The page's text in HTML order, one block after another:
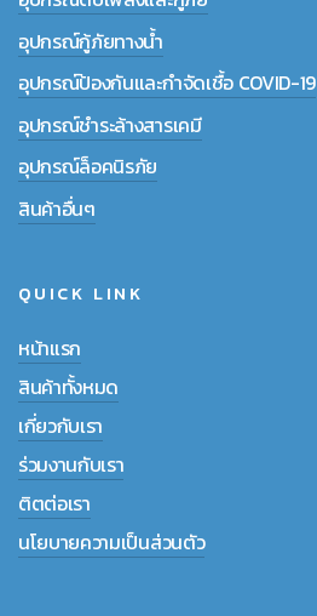
อุปกรณ์กู้ภัยทางน้ำ
อุปกรณ์ป้องกันและกำจัดเชื้อ COVID-19
อุปกรณ์ชำระล้างสารเคมี
อุปกรณ์ล็อคนิรภัย
สินค้าอื่นๆ
QUICK LINK
หน้าแรก
สินค้าทั้งหมด
เกี่ยวกับเรา
ร่วมงานกับเรา
ติตต่อเรา
นโยบายความเป็นส่วนตัว